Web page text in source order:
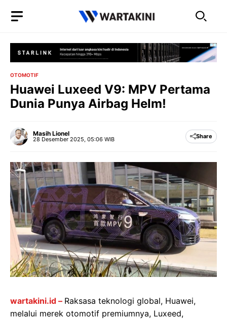
OTOMOTIF
Huawei Luxeed V9: MPV Pertama
Dunia Punya Airbag Helm!
Masih Lionel
28 Desember 2025, 05:06 WIB Share
wartakini.id – Raksasa teknologi global, Huawei,
melalui merek otomotif premiumnya, Luxeed,